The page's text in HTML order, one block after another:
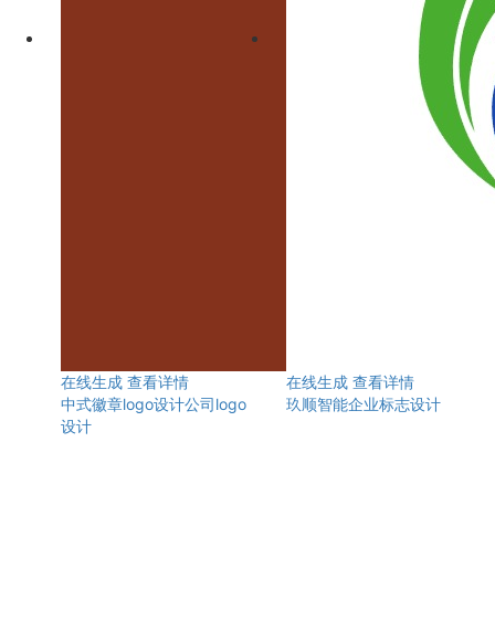
在线生成 查看详情
中式徽章logo设计公司logo
设计
在线生成 查看详情
玖顺智能企业标志设计